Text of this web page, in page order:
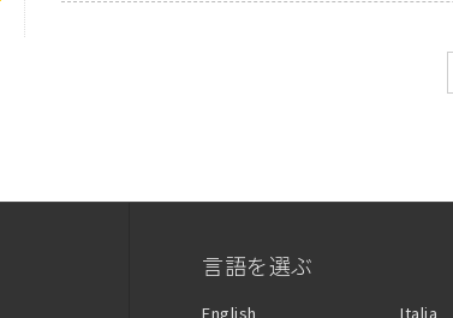
言語を選ぶ
English Italia